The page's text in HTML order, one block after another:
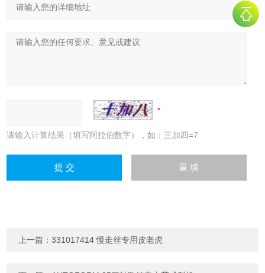
请输入计算结果（填写阿拉伯数字），如：三加四=7
上一篇：331017414 慢走丝专用皮老虎